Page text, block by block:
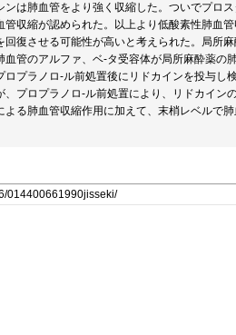
ンは肺血管をより強く収縮した。ついでプロ
管収縮が認められた。以上より低酸素性肺血
回復させる可能性が高いと考えられた。局所
血管のアルファ、ベ-タ受容体が局所麻酔薬の
ロプラノロ-ル前処置後にリドカインを投与
、プロプラノロ-ル前処置により、リドカイン
よる肺血管収縮作用に加えて、末梢レベルで